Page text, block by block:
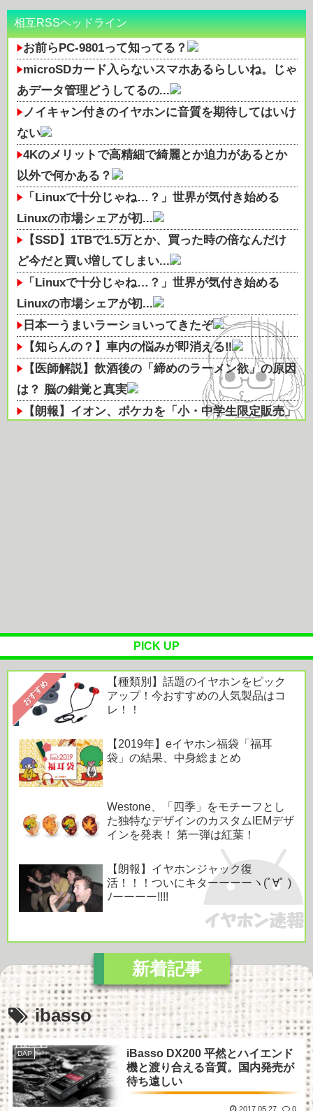
相互RSSヘッドライン
お前らPC-9801って知ってる？
microSDカード入らないスマホあるらしいね。じゃ
あデータ管理どうしてるの...
ノイキャン付きのイヤホンに音質を期待してはいけ
ない
4Kのメリットで高精細で綺麗とか迫力があるとか
以外で何かある？
「Linuxで十分じゃね…？」世界が気付き始める
Linuxの市場シェアが初...
【SSD】1TBで1.5万とか、買った時の倍なんだけ
ど今だと買い増してしまい...
「Linuxで十分じゃね…？」世界が気付き始める
Linuxの市場シェアが初...
日本一うまいラーショいってきたぞ
【知らんの？】車内の悩みが即消える‼
【医師解説】飲酒後の「締めのラーメン欲」の原因
は？ 脳の錯覚と真実
【朗報】イオン、ポケカを「小・中学生限定販売」
Powered by livedoor 相互RSS
PICK UP
おすすめ
【種類別】話題のイヤホンをピック
アップ！今おすすめの人気製品はコ
レ！！
【2019年】eイヤホン福袋「福耳
袋」の結果、中身総まとめ
Westone、「四季」をモチーフとし
た独特なデザインのカスタムIEMデザ
インを発表！ 第一弾は紅葉！
【朗報】イヤホンジャック復
活！！！ついにキターーーーヽ(ﾟ∀ﾟ )
ﾉーーーー!!!!
ibasso
DAP
iBasso DX200 平然とハイエンド
機と渡り合える音質。国内発売が
待ち遠しい
2017.05.27 0